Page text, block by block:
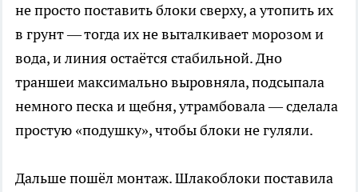
не просто поставить блоки сверху, а утопить их
в грунт — тогда их не выталкивает морозом и
вода, и линия остаётся стабильной. Дно
траншеи максимально выровняла, подсыпала
немного песка и щебня, утрамбовала — сделала
простую «подушку», чтобы блоки не гуляли.
Дальше пошёл монтаж. Шлакоблоки поставила